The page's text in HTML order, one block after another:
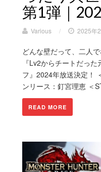
第1弾｜
Various / 2025年
どんな壁だって、二人
『Lv2からチートだっ
フ』2024年放送決定！
ンリース：釘宮理恵 ＜
READ MORE